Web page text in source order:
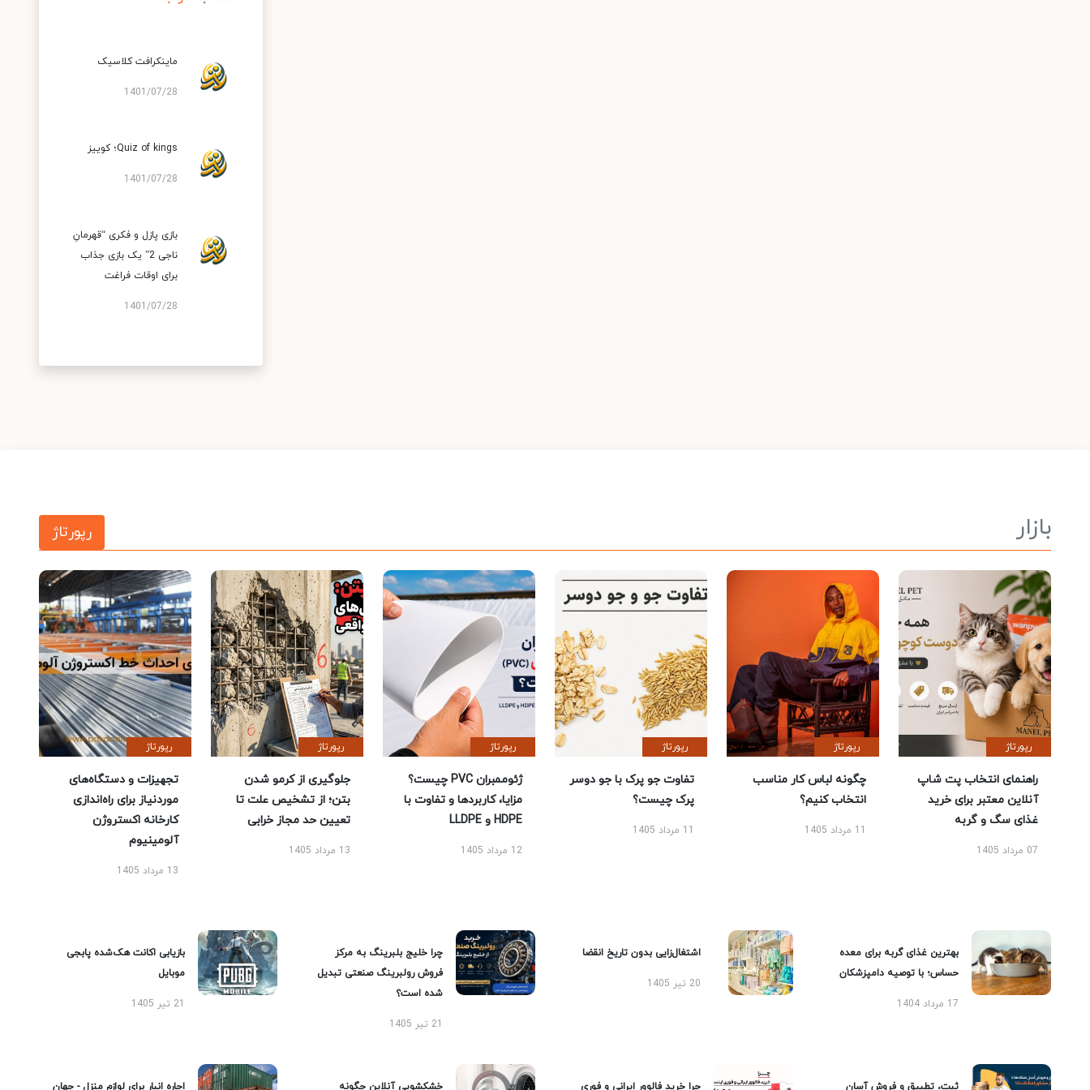
ماینکرافت کلاسیک
1401/07/28
Quiz of kings؛ کوییز
1401/07/28
بازی پازل و فکری “قهرمانِ
ناجی 2” یک بازی جذاب
برای اوقات فراغت
1401/07/28
بازار رپورتاژ
رپورتاژ
راهنمای انتخاب پت شاپ
آنلاین معتبر برای خرید
غذای سگ و گربه
07 مرداد 1405
رپورتاژ
چگونه لباس کار مناسب
انتخاب کنیم؟
11 مرداد 1405
رپورتاژ
تفاوت جو پرک با جو دوسر
پرک چیست؟
11 مرداد 1405
رپورتاژ
ژئوممبران PVC چیست؟
مزایا، کاربردها و تفاوت با
HDPE و LLDPE
12 مرداد 1405
رپورتاژ
جلوگیری از کرمو شدن
بتن؛ از تشخیص علت تا
تعیین حد مجاز خرابی
13 مرداد 1405
رپورتاژ
تجهیزات و دستگاه‌های
موردنیاز برای راه‌اندازی
کارخانه اکستروژن
آلومینیوم
13 مرداد 1405
بهترین غذای گربه برای معده
حساس؛ با توصیه دامپزشکان
17 مرداد 1404
اشتغال‌زایی بدون تاریخ انقضا
20 تیر 1405
چرا خلیج بلبرینگ به مرکز
فروش رولبرینگ صنعتی تبدیل
شده است؟
21 تیر 1405
بازیابی اکانت هک‌شده پابجی
موبایل
21 تیر 1405
ثبت، تطبیق و فروش آسان چرا خرید فالوور ایرانی و فوری خشکشویی آنلاین چگونه اجاره انبار برای لوازم منزل - جهان